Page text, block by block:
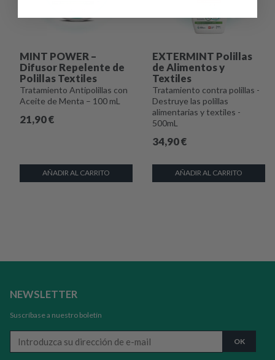
MINT POWER –
Difusor Repelente de
Polillas Textiles
Tratamiento Antipolillas con
Aceite de Menta – 100 mL
21,90€
AÑADIR AL CARRITO
EXTERMINT Polillas
de Alimentos y
Textiles
Tratamiento contra polillas -
Destruye las polillas
alimentarias y textiles -
500mL
34,90€
AÑADIR AL CARRITO
NEWSLETTER
Suscríbase a nuestro boletín